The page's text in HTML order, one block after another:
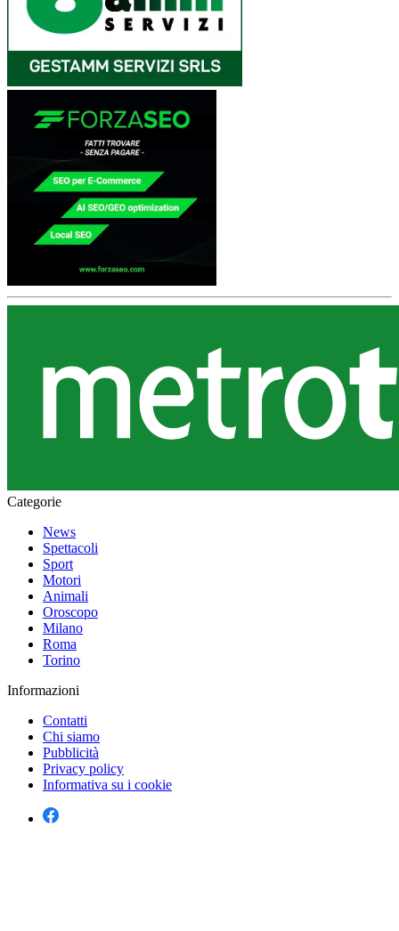
Categorie
News
Spettacoli
Sport
Motori
Animali
Oroscopo
Milano
Roma
Torino
Informazioni
Contatti
Chi siamo
Pubblicità
Privacy policy
Informativa su i cookie